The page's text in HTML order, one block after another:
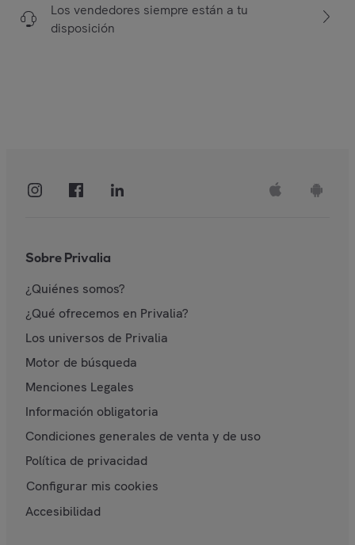
Los vendedores siempre están a tu
disposición
Sobre Privalia
¿Quiénes somos?
¿Qué ofrecemos en Privalia?
Los universos de Privalia
Motor de búsqueda
Menciones Legales
Información obligatoria
Condiciones generales de venta y de uso
Política de privacidad
Configurar mis cookies
Accesibilidad